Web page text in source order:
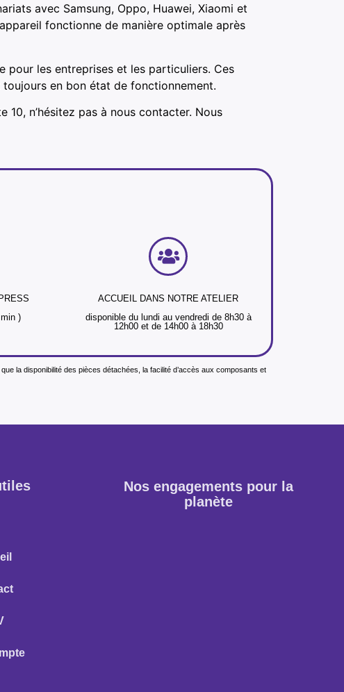
avec Samsung, Oppo, Huawei, Xiaomi et
fonctionne de manière optimale après
pour les entreprises et les particuliers. Ces
en bon état de fonctionnement.
n’hésitez pas à nous contacter. Nous
)
ACCUEIL DANS NOTRE ATELIER
disponible du lundi au vendredi de 8h30 à
12h00 et de 14h00 à 18h30
la disponibilité des pièces détachées, la facilité d’accès aux composants et
Nos engagements pour la
planète